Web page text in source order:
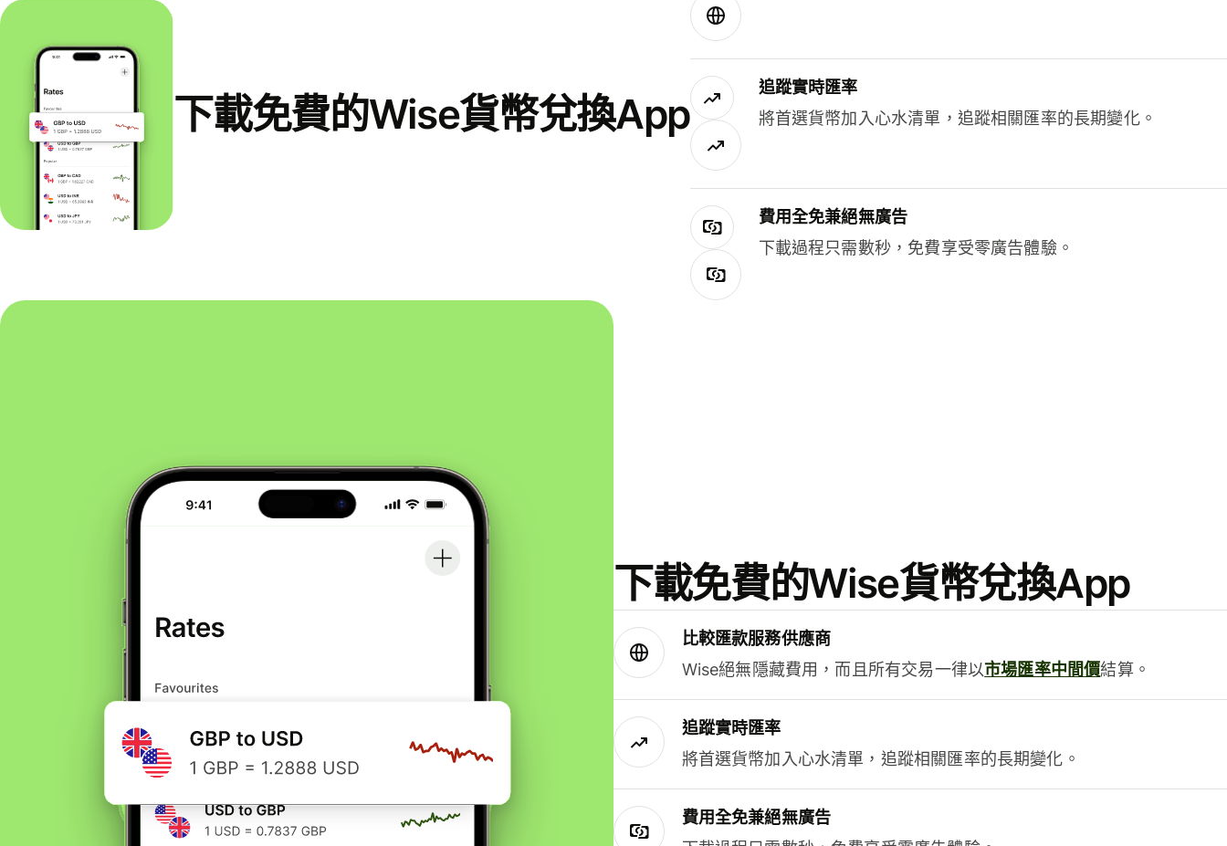
下載免費的Wise貨幣兌換App
追蹤實時匯率
將首選貨幣加入心水清單，追蹤相關匯率的長期變化。
費用全免兼絕無廣告
下載過程只需數秒，免費享受零廣告體驗。
下載免費的Wise貨幣兌換App
比較匯款服務供應商
Wise絕無隱藏費用，而且所有交易一律以市場匯率中間價結算。
追蹤實時匯率
將首選貨幣加入心水清單，追蹤相關匯率的長期變化。
費用全免兼絕無廣告